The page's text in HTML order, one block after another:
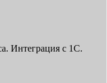
Интеграция с 1С.